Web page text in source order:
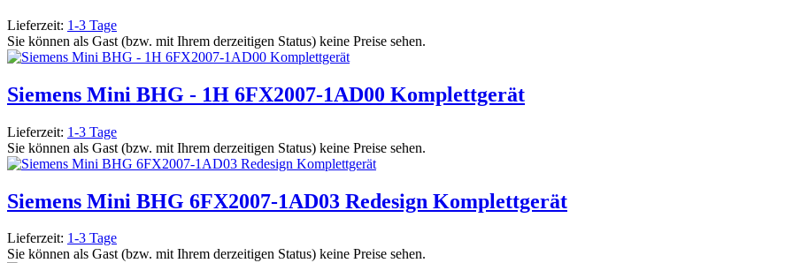
Lieferzeit: 1-3 Tage
Sie können als Gast (bzw. mit Ihrem derzeitigen Status) keine Preise sehen.
Siemens Mini BHG - 1H 6FX2007-1AD00 Komplettgerät
Lieferzeit: 1-3 Tage
Sie können als Gast (bzw. mit Ihrem derzeitigen Status) keine Preise sehen.
Siemens Mini BHG 6FX2007-1AD03 Redesign Komplettgerät
Lieferzeit: 1-3 Tage
Sie können als Gast (bzw. mit Ihrem derzeitigen Status) keine Preise sehen.